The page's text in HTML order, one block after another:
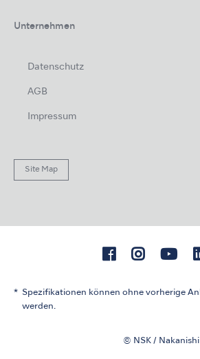
Unternehmen
Datenschutz
AGB
Impressum
Site Map
Spezifikationen können ohne vorherige
werden.
© NSK /